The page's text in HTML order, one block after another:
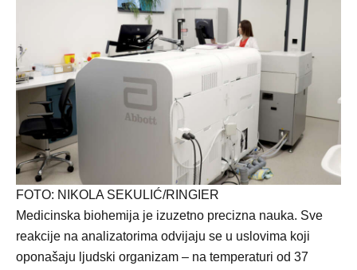
FOTO: NIKOLA SEKULIĆ/RINGIER
Medicinska biohemija je izuzetno precizna nauka. Sve
reakcije na analizatorima odvijaju se u uslovima koji
oponašaju ljudski organizam – na temperaturi od 37